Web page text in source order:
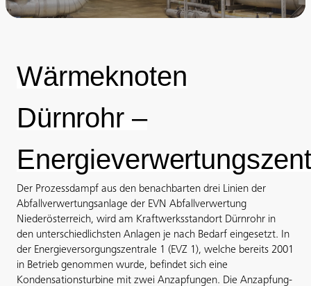
Wärmeknoten
Dürnrohr –
Der Prozessdampf aus den benachbarten drei Linien der
Abfallverwertungsanlage der EVN Abfallverwertung
Niederösterreich, wird am Kraftwerksstandort Dürnrohr in
den unterschiedlichsten Anlagen je nach Bedarf eingesetzt. In
der Energieversorgungszentrale 1 (EVZ 1), welche bereits 2001
in Betrieb genommen wurde, befindet sich eine
Kondensationsturbine mit zwei Anzapfungen. Die Anzapfung-